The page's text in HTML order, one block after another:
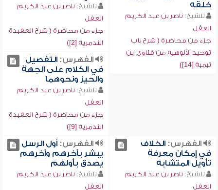
خلقه
للشيخ: ناصر بن عبد الكريم
العقل
جزء من محاضرة ( شرح باب
توحيد الألوهية من فتاوى ابن
تيمية [14])
للشيخ: ناصر بن عبد الكريم
العقل
جزء من محاضرة ( شرح العقيدة
التدمرية [2])
الفهرس:التفصيل
في الكلام على الجهة
والحيز ونحوهما
للشيخ: ناصر بن عبد الكريم
العقل
جزء من محاضرة ( شرح العقيدة
التدمرية [9])
الفهرس:الخلاف
في إمكان معرفة
تأويل المتشابه
للشيخ: ناصر بن عبد الكريم
العقل
الفهرس:أول الرسل
يبشر بآخرهم وآخرهم
يصدق بأولهم
للشيخ: ناصر بن عبد الكريم
العقل